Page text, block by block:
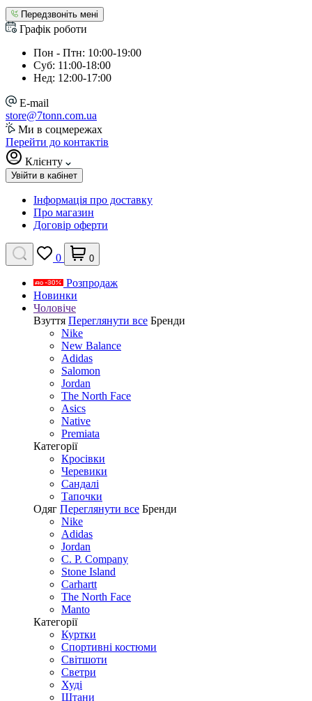
Передзвоніть мені
Графік роботи
Пон - Птн: 10:00-19:00
Суб: 11:00-18:00
Нед: 12:00-17:00
E-mail
store@7tonn.com.ua
Ми в соцмережах
Перейти до контактів
Клієнту
Увійти в кабінет
Інформація про доставку
Про магазин
Договір оферти
0 0
Розпродаж
Новинки
Чоловіче
Взуття Переглянути все Бренди
Nike
New Balance
Adidas
Salomon
Jordan
The North Face
Asics
Native
Premiata
Категорії
Кросівки
Черевики
Сандалі
Tапочки
Одяг Переглянути все Бренди
Nike
Adidas
Jordan
C. P. Company
Stone Island
Carhartt
The North Face
Manto
Категорії
Куртки
Спортивні костюми
Світшоти
Светри
Худі
Штани